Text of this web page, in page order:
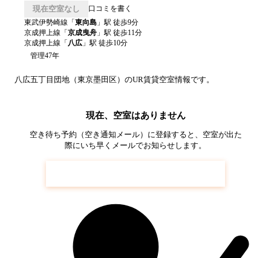
現在空室なし
口コミを書く
東武伊勢崎線 「東向島 」駅 徒歩9分
京成押上線 「京成曳舟 」駅 徒歩11分
京成押上線 「 八広 」駅 徒歩10分
管理47年
八広五丁目 団地（東京墨田区）のUR賃貸空室情報です。
現在、空室はありません
空き待ち予約（空き通知メール）に登録すると、空室が出た
際にいち早くメールでお知らせします。